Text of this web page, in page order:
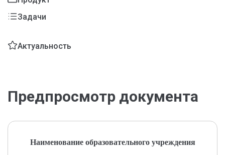
Задачи
Актуальность
Предпросмотр документа
Наименование образовательного учреждения